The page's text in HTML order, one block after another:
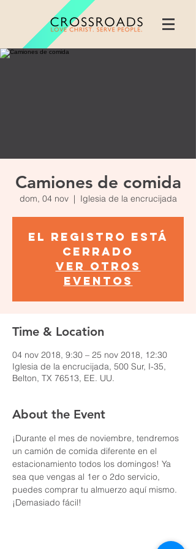
Camiones de comida
dom, 04 nov
  |
Iglesia de la encrucijada
El registro está
cerrado
Ver otros
eventos
Time & Location
04 nov 2018, 9:30 – 25 nov 2018, 12:30
Iglesia de la encrucijada, 500 Sur, I-35,
Belton, TX 76513, EE. UU.
About the Event
¡Durante el mes de noviembre, tendremos
un camión de comida diferente en el
estacionamiento todos los domingos! Ya
sea que vengas al 1er o 2do servicio,
puedes comprar tu almuerzo aquí mismo.
¡Demasiado fácil!